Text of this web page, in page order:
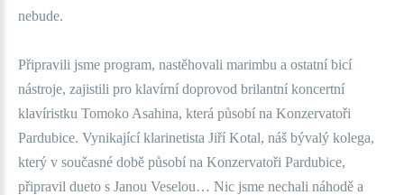
nebude.
Připravili jsme program, nastěhovali marimbu a ostatní bicí
nástroje, zajistili pro klavírní doprovod brilantní koncertní
klavíristku Tomoko Asahina, která působí na Konzervatoři
Pardubice. Vynikající klarinetista Jiří Kotal, náš bývalý kolega,
který v současné době působí na Konzervatoři Pardubice,
připravil dueto s Janou Veselou… Nic jsme nechali náhodě a